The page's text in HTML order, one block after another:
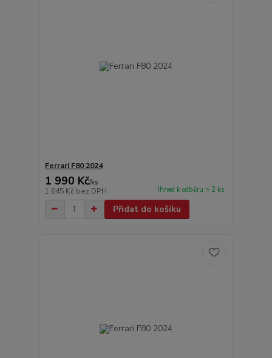
Ferrari F80 2024
1 990 Kč/ks
1 645 Kč bez DPH Ihned k odběru > 2 ks
Přidat do košíku